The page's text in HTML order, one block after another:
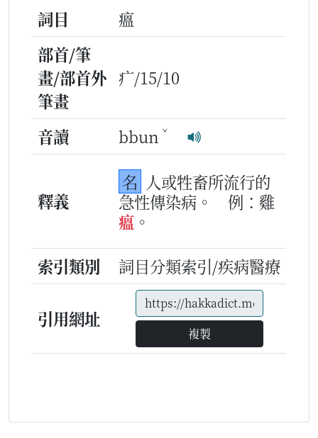
詞目
瘟
部首/筆
畫/部首外
筆畫
疒/15/10
音讀 bbun ˇ
釋義
名 人或牲畜所流行的
急性傳染病。
例：雞
瘟 。
索引類別
詞目分類索引/疾病醫療
引用網址
複製